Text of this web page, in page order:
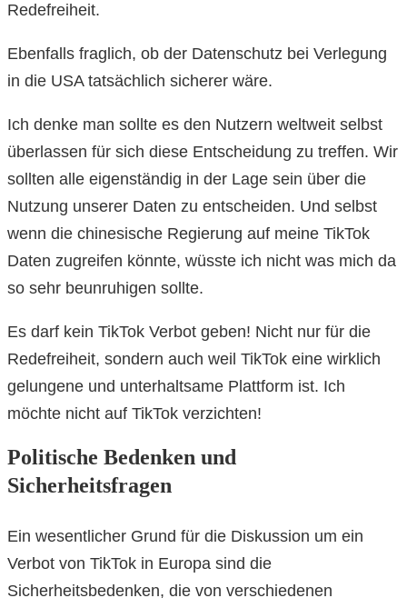
Redefreiheit.
Ebenfalls fraglich, ob der Datenschutz bei Verlegung
in die USA tatsächlich sicherer wäre.
Ich denke man sollte es den Nutzern weltweit selbst
überlassen für sich diese Entscheidung zu treffen. Wir
sollten alle eigenständig in der Lage sein über die
Nutzung unserer Daten zu entscheiden. Und selbst
wenn die chinesische Regierung auf meine TikTok
Daten zugreifen könnte, wüsste ich nicht was mich da
so sehr beunruhigen sollte.
Es darf kein TikTok Verbot geben! Nicht nur für die
Redefreiheit, sondern auch weil TikTok eine wirklich
gelungene und unterhaltsame Plattform ist. Ich
möchte nicht auf TikTok verzichten!
Politische Bedenken und
Sicherheitsfragen
Ein wesentlicher Grund für die Diskussion um ein
Verbot von TikTok in Europa sind die
Sicherheitsbedenken, die von verschiedenen